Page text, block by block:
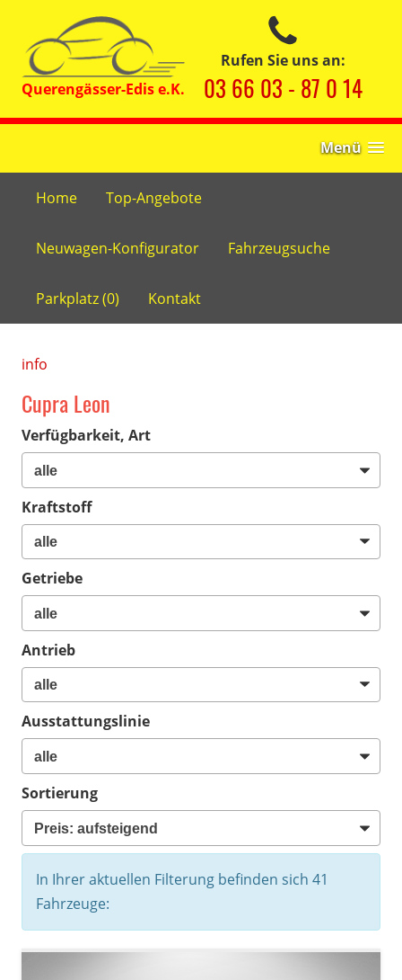
Rufen Sie uns an:
03 66 03 - 87 0 14
Menü
Home Top-Angebote
Neuwagen-Konfigurator Fahrzeugsuche
Parkplatz (0) Kontakt
info
Cupra Leon
Verfügbarkeit, Art
Kraftstoff
Getriebe
Antrieb
Ausstattungslinie
Sortierung
In Ihrer aktuellen Filterung befinden sich 41
Fahrzeuge: